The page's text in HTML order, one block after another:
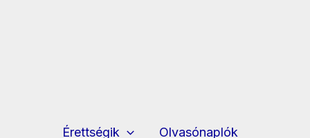
Érettségik Olvasónaplók